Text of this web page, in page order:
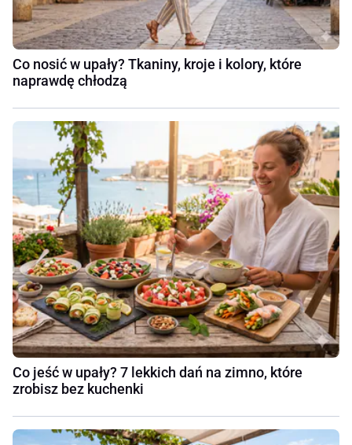
Co nosić w upały? Tkaniny, kroje i kolory, które
naprawdę chłodzą
Co jeść w upały? 7 lekkich dań na zimno, które
zrobisz bez kuchenki